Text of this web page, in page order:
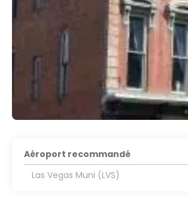
Aéroport recommandé
Las Vegas Muni (LVS)